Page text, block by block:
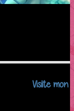
Visiite mon